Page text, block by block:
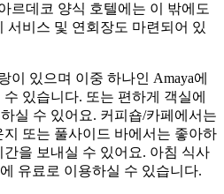
르데코 양식 호텔에는 이 밖에도
서비스 및 연회장도 마련되어 있
이 있으며 이중 하나인 Amaya에
있습니다. 또는 편하게 객실에
실 수 있어요. 커피숍/카페에서는
또는 풀사이드 바에서는 좋아하
을 보내실 수 있어요. 아침 식사
유료로 이용하실 수 있습니다.